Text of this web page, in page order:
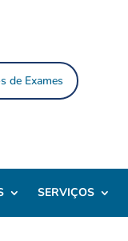
de Exames
SERVIÇOS